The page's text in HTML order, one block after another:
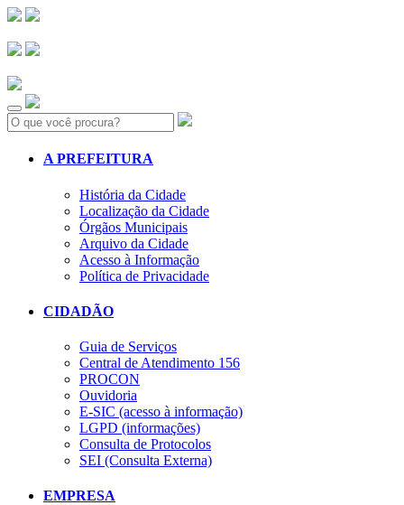
Search:
A PREFEITURA
História da Cidade
Localização da Cidade
Órgãos Municipais
Arquivo da Cidade
Acesso à Informação
Política de Privacidade
CIDADÃO
Guia de Serviços
Central de Atendimento 156
PROCON
Ouvidoria
E-SIC (acesso à informação)
LGPD (informações)
Consulta de Protocolos
SEI (Consulta Externa)
EMPRESA